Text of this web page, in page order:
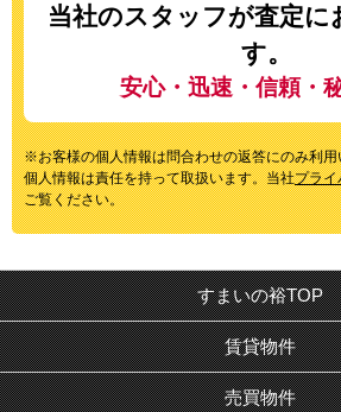
当社のスタッフが査定に
す。
安心・迅速・信頼・
※お客様の個人情報は問合わせの返答にのみ利
個人情報は責任を持って取扱います。当社プライ
ご覧ください。
すまいの裕TOP
賃貸物件
売買物件